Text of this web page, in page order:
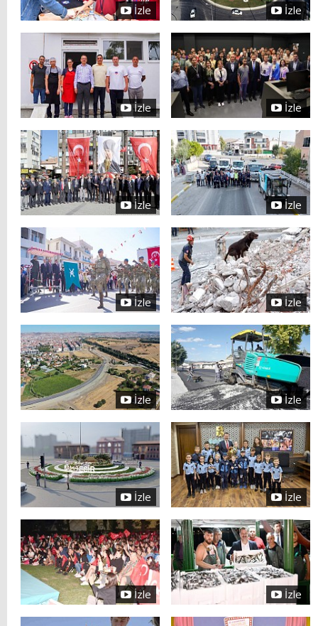
İzle İzle
İzle İzle
İzle İzle
İzle İzle
İzle İzle
İzle İzle
İzle İzle